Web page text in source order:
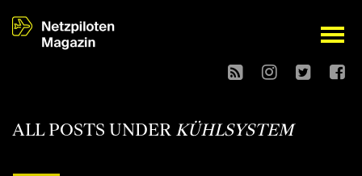
open
ALL POSTS UNDER KÜHLSYSTEM